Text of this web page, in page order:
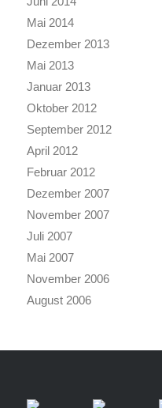
Mai 2014
Dezember 2013
Mai 2013
Januar 2013
Oktober 2012
September 2012
April 2012
Februar 2012
Dezember 2007
November 2007
Juli 2007
Mai 2007
November 2006
August 2006